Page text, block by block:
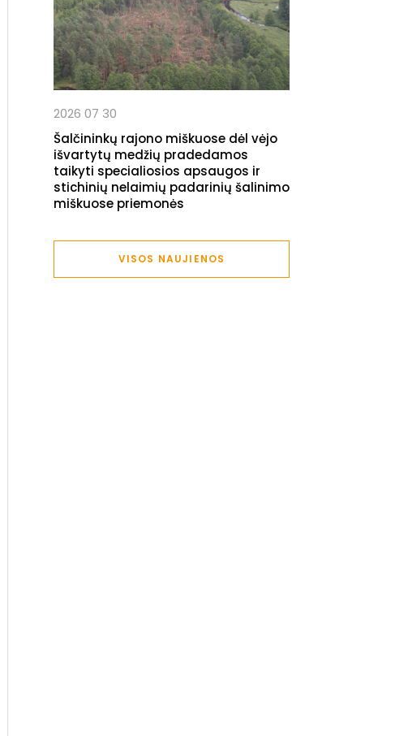
2026 07 30
Šalčininkų rajono miškuose dėl vėjo
išvartytų medžių pradedamos
taikyti specialiosios apsaugos ir
stichinių nelaimių padarinių šalinimo
miškuose priemonės
VISOS NAUJIENOS